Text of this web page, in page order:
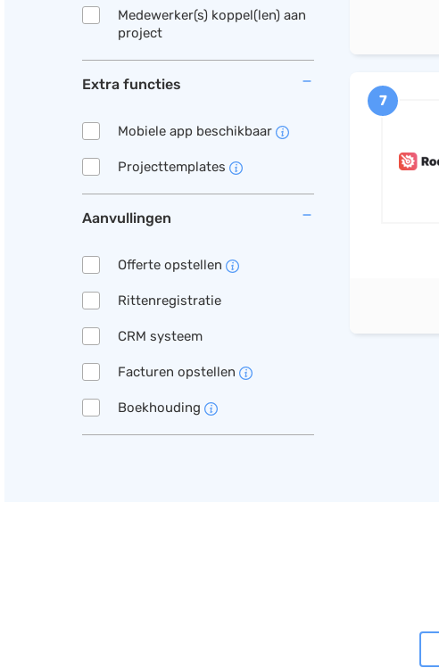
7
Medewerker(s) koppel(len) aan
project
Extra functies
Mobiele app beschikbaar
Projecttemplates
Aanvullingen
Offerte opstellen
Rittenregistratie
CRM systeem
Facturen opstellen
Boekhouding